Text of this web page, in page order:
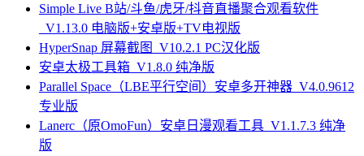
Simple Live B站/斗鱼/虎牙/抖音直播聚合观看软件
_V1.13.0 电脑版+安卓版+TV电视版
HyperSnap 屏幕截图_V10.2.1 PC汉化版
安卓太极工具箱_V1.8.0 纯净版
Parallel Space（LBE平行空间）安卓多开神器_V4.0.9612
专业版
Lanerc（原OmoFun）安卓日漫观看工具_V1.1.7.3 纯净
版